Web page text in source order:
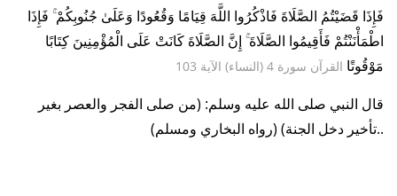
فَإِذَا قَضَيْتُمُ الصَّلَاةَ فَاذْكُرُوا اللَّهَ قِيَامًا وَقُعُودًا وَعَلَىٰ جُنُوبِكُمْ ۚ فَإِذَا
اطْمَأْنَنْتُمْ فَأَقِيمُوا الصَّلَاةَ ۚ إِنَّ الصَّلَاةَ كَانَتْ عَلَى الْمُؤْمِنِينَ كِتَابًا
مَوْقُوتًا القرآن سورة 4 (النساء) الآية 103
قال النبي صلى الله عليه وسلم: (من صلى الفجر والعصر بغير
تأخير دخل الجنة) (رواه البخاري ومسلم)..